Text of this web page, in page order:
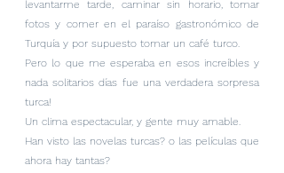
levantarme tarde, caminar sin horario, tomar
fotos y comer en el paraíso gastronómico de
Turquía y por supuesto tomar un café turco.
Pero lo que me esperaba en esos increíbles y
nada solitarios días fue una verdadera sorpresa
turca!
Un clima espectacular, y gente muy amable.
Han visto las novelas turcas? o las películas que
ahora hay tantas?